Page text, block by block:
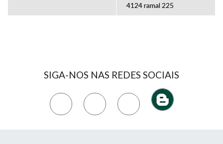
4124 ramal 225
SIGA-NOS NAS REDES SOCIAIS